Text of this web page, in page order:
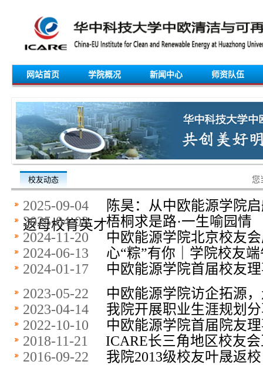
网站首页 学院概况 新闻中心 师资队伍
校友动态 您
2025-09-04
陈昊：从中欧能源学院
返母校育英才
2025-04-03梧桐求是路·一生喻园情
2024-11-20 中欧能源学院北京校友
2024-06-13 心“粽”有你｜学院校友
2024-01-17 中欧能源学院首届校友
2023-05-22 中欧能源学院​访企拓源
2023-04-14 我院开展职业生涯规划
2022-10-10 中欧能源学院首届院友
2018-11-21 ICARE长三角地区校友
2016-09-22 我院2013级校友叶晟返校